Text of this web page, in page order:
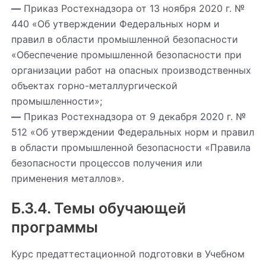
—Приказ Ростехнадзора от 13 ноября 2020 г. №
440 «Об утверждении Федеральных норм и
правил в области промышленной безопасности
«Обеспечение промышленной безопасности при
организации работ на опасных производственных
объектах горно-металлургической
промышленности»;
—Приказ Ростехнадзора от 9 декабря 2020 г. №
512 «Об утверждении Федеральных норм и правил
в области промышленной безопасности «Правила
безопасности процессов получения или
применения металлов».
Б.3.4. Темы обучающей
программы
Курс предаттестационной подготовки в Учебном